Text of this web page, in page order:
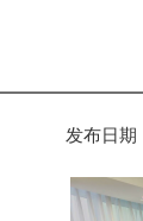
发布日期